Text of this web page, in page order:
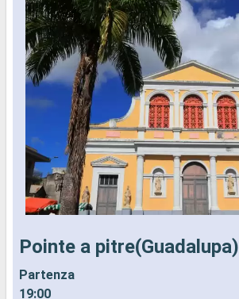
Pointe a pitre(Guadalupa)
Partenza
19:00